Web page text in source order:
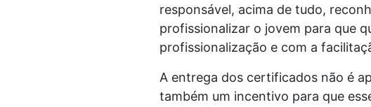
responsável, acima de tudo,
profissionalizar o jovem para que
profissionalização e com a
A entrega dos certificados não é
também um incentivo para que